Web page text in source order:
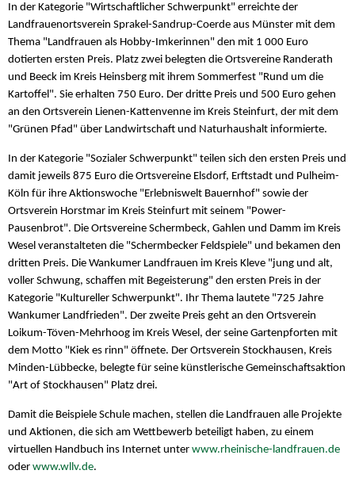
In der Kategorie "Wirtschaftlicher Schwerpunkt" erreichte der
Landfrauenortsverein Sprakel-Sandrup-Coerde aus Münster mit dem
Thema "Landfrauen als Hobby-Imkerinnen" den mit 1 000 Euro
dotierten ersten Preis. Platz zwei belegten die Ortsvereine Randerath
und Beeck im Kreis Heinsberg mit ihrem Sommerfest "Rund um die
Kartoffel". Sie erhalten 750 Euro. Der dritte Preis und 500 Euro gehen
an den Ortsverein Lienen-Kattenvenne im Kreis Steinfurt, der mit dem
"Grünen Pfad" über Landwirtschaft und Naturhaushalt informierte.
In der Kategorie "Sozialer Schwerpunkt" teilen sich den ersten Preis und
damit jeweils 875 Euro die Ortsvereine Elsdorf, Erftstadt und Pulheim-
Köln für ihre Aktionswoche "Erlebniswelt Bauernhof" sowie der
Ortsverein Horstmar im Kreis Steinfurt mit seinem "Power-
Pausenbrot". Die Ortsvereine Schermbeck, Gahlen und Damm im Kreis
Wesel veranstalteten die "Schermbecker Feldspiele" und bekamen den
dritten Preis. Die Wankumer Landfrauen im Kreis Kleve "jung und alt,
voller Schwung, schaffen mit Begeisterung" den ersten Preis in der
Kategorie "Kultureller Schwerpunkt". Ihr Thema lautete "725 Jahre
Wankumer Landfrieden". Der zweite Preis geht an den Ortsverein
Loikum-Töven-Mehrhoog im Kreis Wesel, der seine Gartenpforten mit
dem Motto "Kiek es rinn" öffnete. Der Ortsverein Stockhausen, Kreis
Minden-Lübbecke, belegte für seine künstlerische Gemeinschaftsaktion
"Art of Stockhausen" Platz drei.
Damit die Beispiele Schule machen, stellen die Landfrauen alle Projekte
und Aktionen, die sich am Wettbewerb beteiligt haben, zu einem
virtuellen Handbuch ins Internet unter www.rheinische-landfrauen.de
oder www.wllv.de.